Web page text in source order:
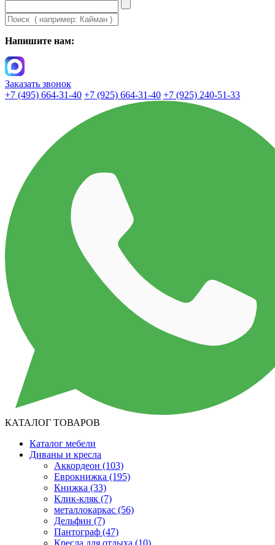
Напишите нам:
Заказать звонок
+7 (495) 664-31-40 +7 (925) 664-31-40 +7 (925) 240-51-33
КАТАЛОГ ТОВАРОВ
Каталог мебели
Диваны и кресла
Аккордеон (103)
Еврокнижка (195)
Книжка (33)
Клик-кляк (7)
металлокаркас (56)
Дельфин (7)
Пантограф (47)
Кресла для отдыха (10)